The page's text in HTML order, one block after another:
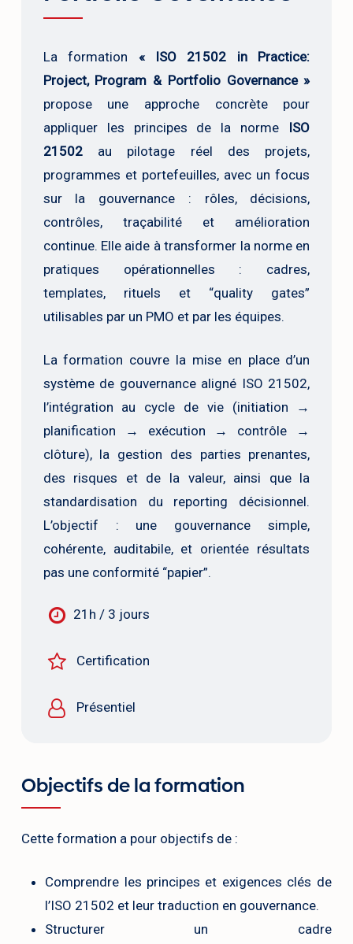
La formation « ISO 21502 in Practice:
Project, Program & Portfolio Governance »
propose une approche concrète pour
appliquer les principes de la norme ISO
21502au pilotage réel des projets,
programmes et portefeuilles, avec un focus
sur la gouvernance : rôles, décisions,
contrôles, traçabilité et amélioration
continue. Elle aide à transformer la norme en
pratiques opérationnelles : cadres,
templates, rituels et “quality gates”
utilisables par un PMO et par les équipes.
La formation couvre la mise en place d’un
système de gouvernance aligné ISO 21502,
l’intégration au cycle de vie (initiation →
planification → exécution → contrôle →
clôture), la gestion des parties prenantes,
des risques et de la valeur, ainsi que la
standardisation du reporting décisionnel.
L’objectif : une gouvernance simple,
cohérente, auditabile, et orientée résultats
pas une conformité “papier”.
21h / 3 jours
Certification
Présentiel
Objectifs de la formation
Cette formation a pour objectifs de :
Comprendre les principes et exigences clés de
l’ISO 21502 et leur traduction en gouvernance.
Structurer un cadre